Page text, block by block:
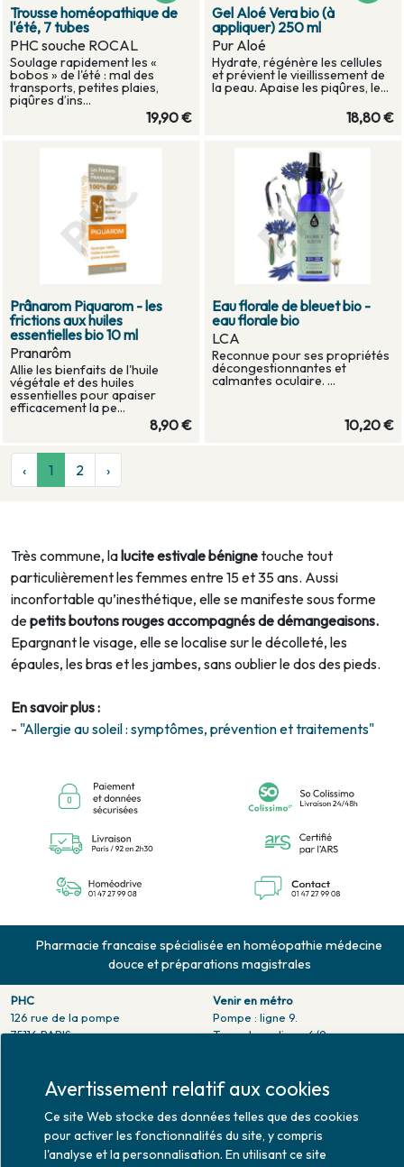
Très commune, lalucite estivale bénignetouche tout
particulièrement les femmes entre 15 et 35 ans. Aussi
inconfortable qu’inesthétique, elle se manifeste sous forme
depetits boutons rouges accompagnés de démangeaisons.
Epargnant le visage, elle se localise sur le décolleté, les
épaules, les bras et les jambes, sans oublier le dos des pieds.
En savoir plus :
- "Allergie au soleil : symptômes, prévention et traitements"
Trousse homéopathique de
l'été, 7 tubes
PHC souche ROCAL
Soulage rapidement les «
bobos » de l'été : mal des
transports, petites plaies,
piqûres d’ins...
19,90 €
Gel Aloé Vera bio (à
appliquer) 250 ml
Pur Aloé
Hydrate, régénère les cellules
et prévient le vieillissement de
la peau. Apaise les piqûres, le...
18,80 €
Prânarom Piquarom - les
frictions aux huiles
essentielles bio 10 ml
Pranarôm
Allie les bienfaits de l'huile
végétale et des huiles
essentielles pour apaiser
efficacement la pe...
8,90 €
Eau florale de bleuet bio -
eau florale bio
LCA
Reconnue pour ses propriétés
décongestionnantes et
calmantes oculaire. ...
10,20 €
‹ 1 2 ›
Pharmacie francaise spécialisée en homéopathie médecine
douce et préparations magistrales
PHC
126 rue de la pompe
75116 PARIS
Horaires d'ouverture
Lundi : 10h30 - 20h00
Mardi au vendredi : 9h00 -
20h00
Venir en métro
Pompe : ligne 9.
Trocadero : ligne 6/9.
Venir en bus
Avertissement relatif aux cookies
Ce site Web stocke des données telles que des cookies
pour activer les fonctionnalités du site, y compris
l'analyse et la personnalisation. En utilisant ce site